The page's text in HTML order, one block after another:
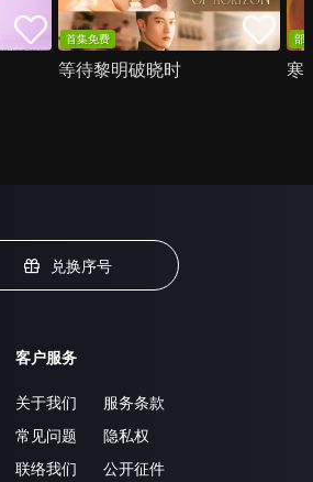
首集免费
等待黎明破晓时
部
寒
兑换序号
客户服务
关于我们
常见问题
联络我们
服务条款
隐私权
公开征件